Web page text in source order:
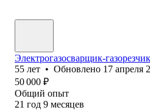
Электрогазосварщик-газорезчик
55 лет • Обновлено 17 апреля
50 000 ₽
Общий опыт
21 год 9 месяцев